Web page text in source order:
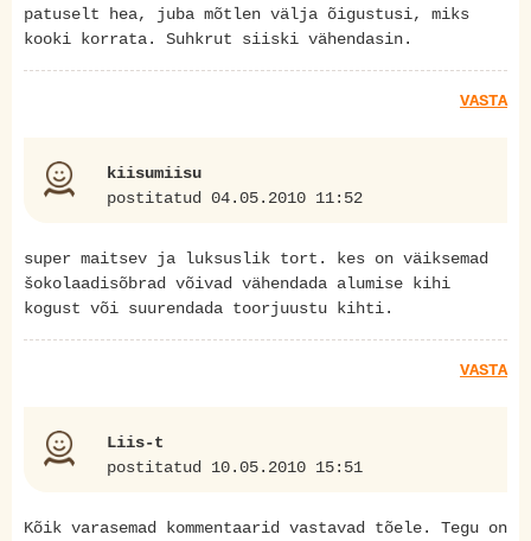
patuselt hea, juba mõtlen välja õigustusi, miks
kooki korrata. Suhkrut siiski vähendasin.
VASTA
kiisumiisu
postitatud 04.05.2010 11:52
super maitsev ja luksuslik tort. kes on väiksemad
šokolaadisõbrad võivad vähendada alumise kihi
kogust või suurendada toorjuustu kihti.
VASTA
Liis-t
postitatud 10.05.2010 15:51
Kõik varasemad kommentaarid vastavad tõele. Tegu on